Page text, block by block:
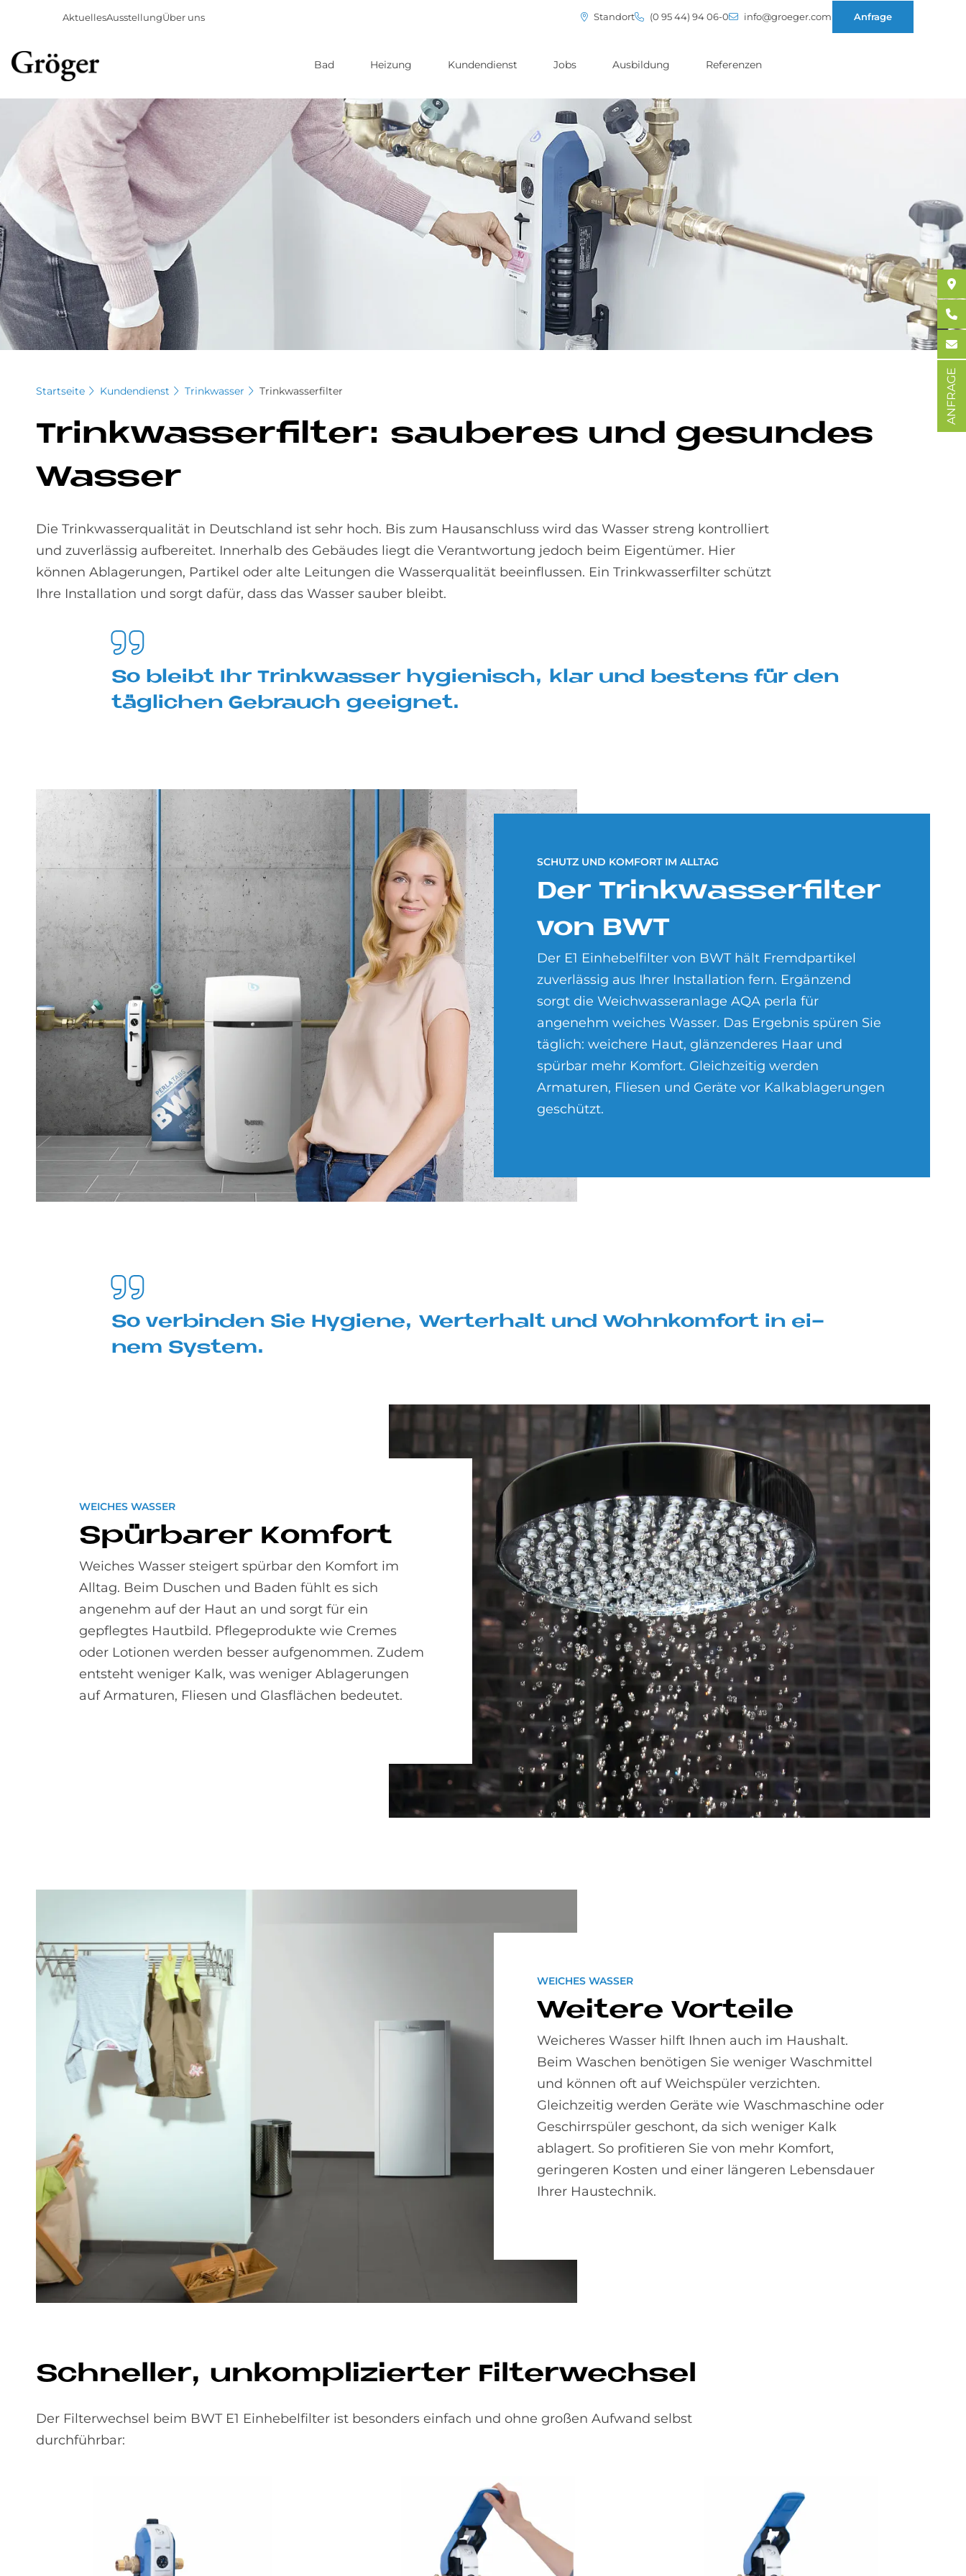
AktuellesAusstellungÜber uns Standort (0 95 44) 94 06-0 info@groeger.com Anfrage
Bad Heizung Kundendienst Jobs Ausbildung Referenzen
Startseite Kundendienst Trinkwasser Trinkwasserfilter
Trink­was­ser­fil­ter: sau­be­res und ge­sun­des
Was­ser
Die Trinkwasserqualität in Deutschland ist sehr hoch. Bis zum Hausanschluss wird das Wasser streng kontrolliert
und zuverlässig aufbereitet. Innerhalb des Gebäudes liegt die Verantwortung jedoch beim Eigentümer. Hier
können Ablagerungen, Partikel oder alte Leitungen die Wasserqualität beeinflussen. Ein Trinkwasserfilter schützt
Ihre Installation und sorgt dafür, dass das Wasser sauber bleibt.
So blei­bt Ihr Trink­was­ser hy­gie­nisch, klar und be­stens für den
täg­li­chen Ge­brauch ge­eig­net.
SCHUTZ UND KOMFORT IM ALLTAG
Der Trink­was­ser­fil­ter
von BWT
Der E1 Einhebelfilter von BWT hält Fremdpartikel
zuverlässig aus Ihrer Installation fern. Ergänzend
sorgt die Weichwasseranlage AQA perla für
angenehm weiches Wasser. Das Ergebnis spüren Sie
täglich: weichere Haut, glänzenderes Haar und
spürbar mehr Komfort. Gleichzeitig werden
Armaturen, Fliesen und Geräte vor Kalkablagerungen
geschützt.
So ver­bin­den Sie Hy­gie­ne, Wert­erhalt und Wohn­kom­fort in ei­
nem Sy­stem.
WEICHES WASSER
Spür­ba­rer Kom­fort
Weiches Wasser steigert spürbar den Komfort im
Alltag. Beim Duschen und Baden fühlt es sich
angenehm auf der Haut an und sorgt für ein
gepflegtes Hautbild. Pflegeprodukte wie Cremes
oder Lotionen werden besser aufgenommen. Zudem
entsteht weniger Kalk, was weniger Ablagerungen
auf Armaturen, Fliesen und Glasflächen bedeutet.
WEICHES WASSER
Wei­te­re Vor­teile
Weicheres Wasser hilft Ihnen auch im Haushalt.
Beim Waschen benötigen Sie weniger Waschmittel
und können oft auf Weichspüler verzichten.
Gleichzeitig werden Geräte wie Waschmaschine oder
Geschirrspüler geschont, da sich weniger Kalk
ablagert. So profitieren Sie von mehr Komfort,
geringeren Kosten und einer längeren Lebensdauer
Ihrer Haustechnik.
Schnel­ler, un­kom­pli­zier­ter Fil­ter­wech­sel
Der Filterwechsel beim BWT E1 Einhebelfilter ist besonders einfach und ohne großen Aufwand selbst
durchführbar:
ANFRAGE